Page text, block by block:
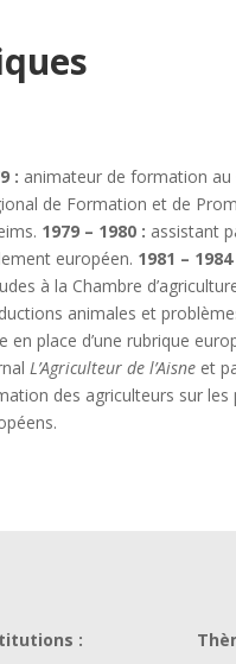
: animateur de formation au
de Formation et de
1979 – 1980 : assistant
européen. 1981 – 1984
à la Chambre
animales et
en place d’une rubrique
L’Agriculteur de l’Aisne et
des agriculteurs sur les
: